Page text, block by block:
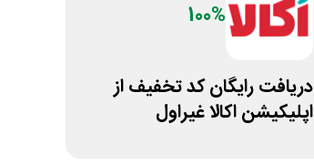
100%
دریافت رایگان کد تخفیف از
اپلیکیشن اکالا غیراول